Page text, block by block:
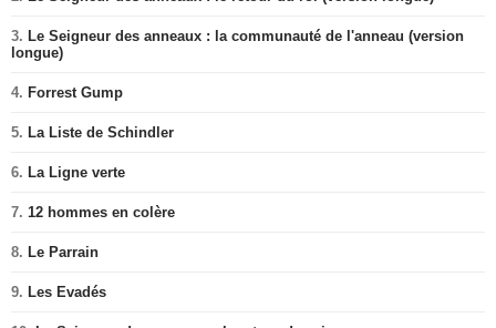
3. Le Seigneur des anneaux : la communauté de l'anneau (version
longue)
4. Forrest Gump
5. La Liste de Schindler
6. La Ligne verte
7. 12 hommes en colère
8. Le Parrain
9. Les Evadés